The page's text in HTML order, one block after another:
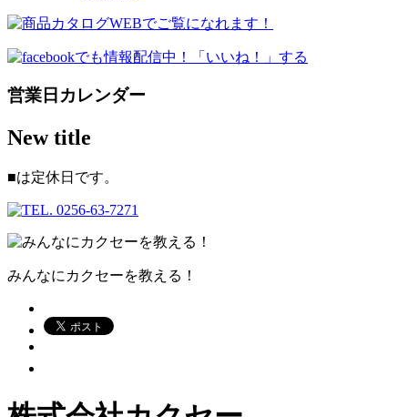
営業日カレンダー
New title
■は定休日です。
みんなにカクセーを教える！